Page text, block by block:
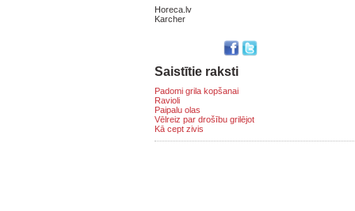
Horeca.lv
Karcher
Saistītie raksti
Padomi grila kopšanai
Ravioli
Paipalu olas
Vēlreiz par drošību grilējot
Kā cept zivis